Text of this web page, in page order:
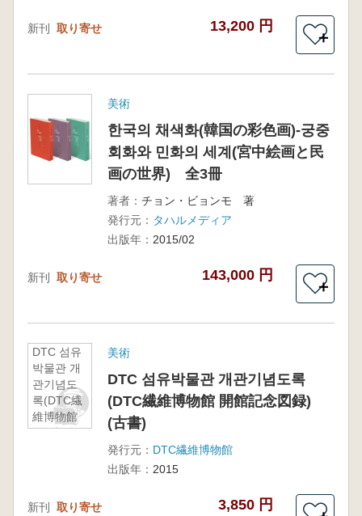
新刊 取り寄せ 13,200 円
＋
美術
한국의 채색화(韓国の彩色画)-궁중
회화와 민화의 세계(宮中絵画と民
画の世界) 全3冊
著者： チョン・ビョンモ 著
発行元： タハルメディア
出版年： 2015/02
新刊 取り寄せ 143,000 円
＋
DTC 섬유
박물관 개
관기념도
록(DTC繊
維博物館
開館記念
美術
DTC 섬유박물관 개관기념도록
(DTC繊維博物館 開館記念図録)
(古書)
発行元： DTC繊維博物館
出版年： 2015
新刊 取り寄せ 3,850 円